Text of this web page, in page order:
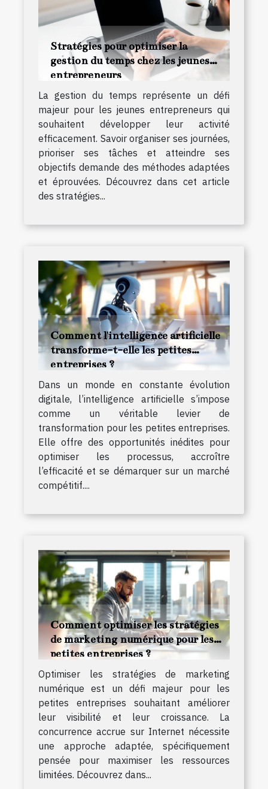
Stratégies pour optimiser la
gestion du temps chez les jeunes
entrepreneurs
La gestion du temps représente un défi
majeur pour les jeunes entrepreneurs qui
souhaitent développer leur activité
efficacement. Savoir organiser ses journées,
prioriser ses tâches et atteindre ses
objectifs demande des méthodes adaptées
et éprouvées. Découvrez dans cet article
des stratégies...
Comment l'intelligence artificielle
transforme-t-elle les petites
entreprises ?
Dans un monde en constante évolution
digitale, l’intelligence artificielle s’impose
comme un véritable levier de
transformation pour les petites entreprises.
Elle offre des opportunités inédites pour
optimiser les processus, accroître
l’efficacité et se démarquer sur un marché
compétitif....
Comment optimiser les stratégies
de marketing numérique pour les
petites entreprises ?
Optimiser les stratégies de marketing
numérique est un défi majeur pour les
petites entreprises souhaitant améliorer
leur visibilité et leur croissance. La
concurrence accrue sur Internet nécessite
une approche adaptée, spécifiquement
pensée pour maximiser les ressources
limitées. Découvrez dans...